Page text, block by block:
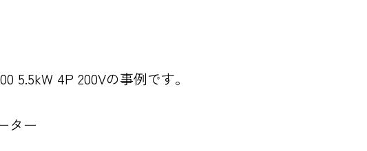
5.5kW 4P 200Vの事例です。
ター